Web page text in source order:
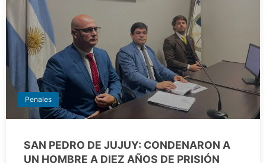
Penales
SAN PEDRO DE JUJUY: CONDENARON A
UN HOMBRE A DIEZ AÑOS DE PRISIÓN